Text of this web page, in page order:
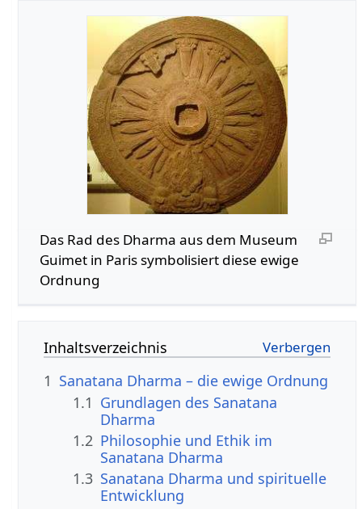
Das Rad des Dharma aus dem Museum
Guimet in Paris symbolisiert diese ewige
Ordnung
Inhaltsverzeichnis
1 Sanatana Dharma – die ewige Ordnung
1.1 Grundlagen des Sanatana
Dharma
1.2 Philosophie und Ethik im
Sanatana Dharma
1.3 Sanatana Dharma und spirituelle
Entwicklung